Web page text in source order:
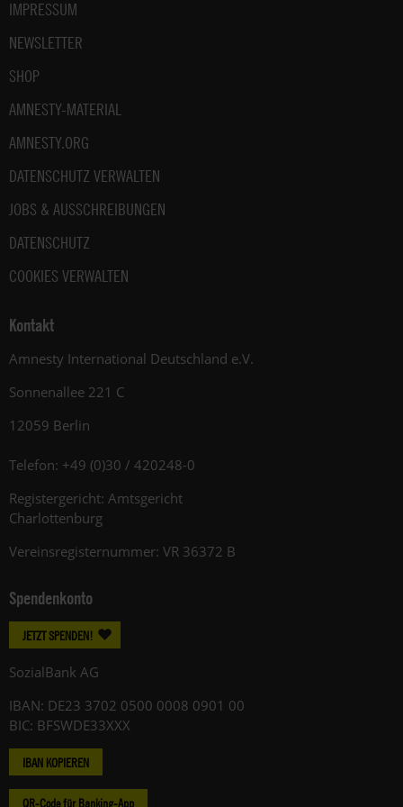
IMPRESSUM
NEWSLETTER
SHOP
AMNESTY-MATERIAL
AMNESTY.ORG
DATENSCHUTZ VERWALTEN
JOBS & AUSSCHREIBUNGEN
DATENSCHUTZ
COOKIES VERWALTEN
Kontakt
Amnesty International Deutschland e.V.
Sonnenallee 221 C
12059 Berlin
Telefon: +49 (0)30 / 420248-0
Registergericht: Amtsgericht
Charlottenburg
Vereinsregisternummer: VR 36372 B
Spendenkonto
JETZT SPENDEN!
SozialBank AG
IBAN: DE23 3702 0500 0008 0901 00
BIC: BFSWDE33XXX
IBAN KOPIEREN
QR-Code für Banking-App